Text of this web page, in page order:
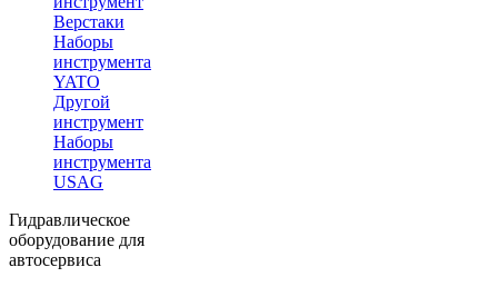
Верстаки
Наборы
инструмента
YATO
Другой
инструмент
Наборы
инструмента
USAG
Гидравлическое
оборудование для
автосервиса